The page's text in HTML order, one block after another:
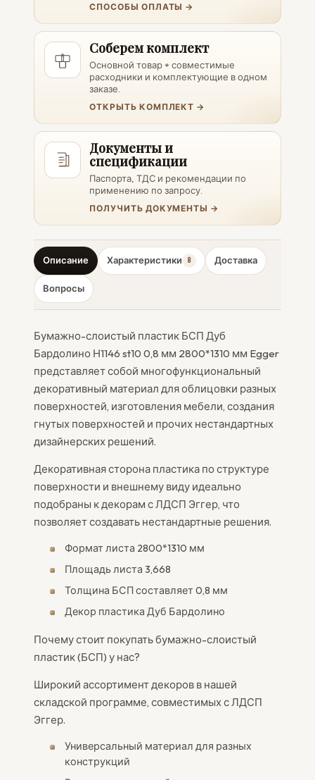
СПОСОБЫ ОПЛАТЫ →
Соберем комплект
Основной товар + совместимые
расходники и комплектующие в одном
заказе.
ОТКРЫТЬ КОМПЛЕКТ →
Документы и
спецификации
Паспорта, ТДС и рекомендации по
применению по запросу.
ПОЛУЧИТЬ ДОКУМЕНТЫ →
Описание Характеристики 8 Доставка
Вопросы
Бумажно-слоистый пластик БСП Дуб
Бардолино Н1146 st10 0,8 мм 2800*1310 мм Egger
представляет собой многофункциональный
декоративный материал для облицовки разных
поверхностей, изготовления мебели, создания
гнутых поверхностей и прочих нестандартных
дизайнерских решений.
Декоративная сторона пластика по структуре
поверхности и внешнему виду идеально
подобраны к декорам с ЛДСП Эггер, что
позволяет создавать нестандартные решения.
Формат листа 2800*1310 мм
Площадь листа 3,668
Толщина БСП составляет 0,8 мм
Декор пластика Дуб Бардолино
Почему стоит покупать бумажно-слоистый
пластик (БСП) у нас?
Широкий ассортимент декоров в нашей
складской программе, совместимых с ЛДСП
Эггер.
Универсальный материал для разных
конструкций